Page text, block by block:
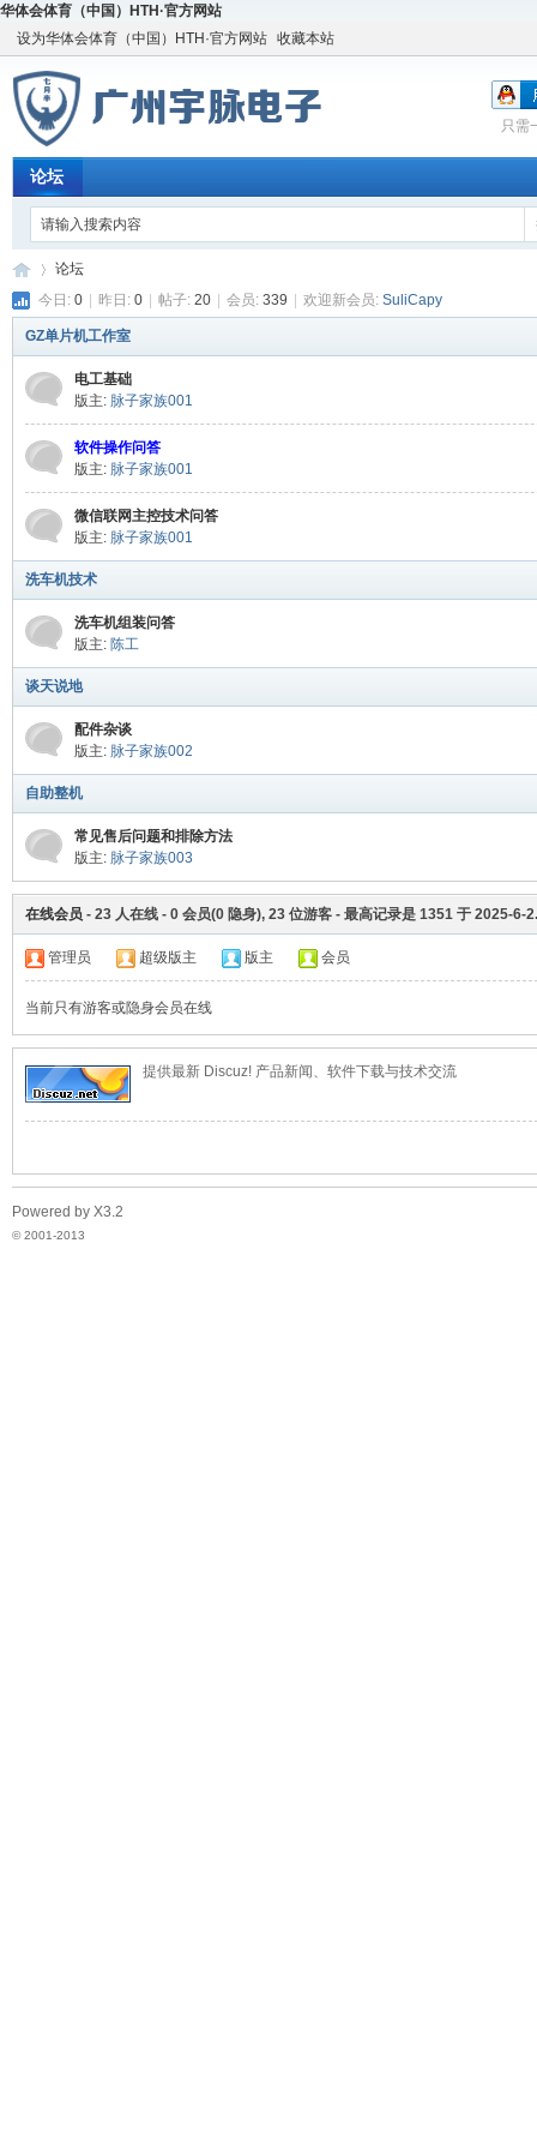
华体会体育（中国）HTH·官方网站
设为华体会体育（中国）HTH·官方网站 收藏本站
只需
论坛
电
»
论坛
今日: 0 昨日: 0 帖子: 20 会员: 339 欢迎新会员: SuliCapy
GZ单片机工作室
电工基础
版主: 脉子家族001
软件操作问答
版主: 脉子家族001
微信联网主控技术问答
版主: 脉子家族001
洗车机技术
洗车机组装问答
版主: 陈工
谈天说地
配件杂谈
版主: 脉子家族002
自助整机
常见售后问题和排除方法
版主: 脉子家族003
在线会员 - 23人在线 - 0会员(0隐身), 23位游客 - 最高记录是 1351于 2025-6-2.
管理员 超级版主 版主 会员
当前只有游客或隐身会员在线
提供最新 Discuz! 产品新闻、软件下载与技术交流
Powered by X3.2
© 2001-2013